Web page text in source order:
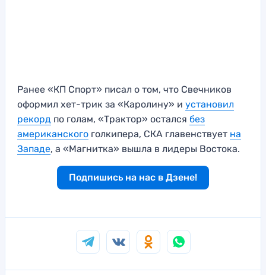
Ранее «КП Спорт» писал о том, что Свечников
оформил хет-трик за «Каролину» и установил
рекорд по голам, «Трактор» остался без
американского голкипера, СКА главенствует на
Западе, а «Магнитка» вышла в лидеры Востока.
Подпишись на нас в Дзене!